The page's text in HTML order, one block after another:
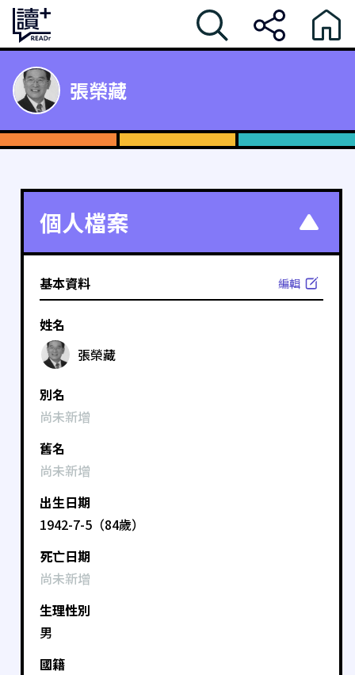
張榮藏
個人檔案
基本資料 編輯
姓名
張榮藏
別名
尚未新增
舊名
尚未新增
出生日期
1942-7-5（84歲）
死亡日期
尚未新增
生理性別
男
國籍